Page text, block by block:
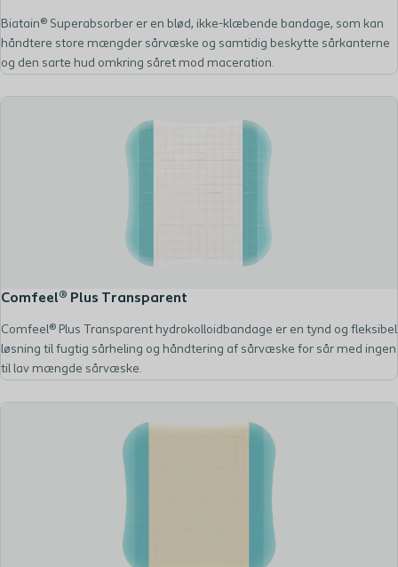
Biatain® Superabsorber er en blød, ikke-klæbende bandage, som kan
håndtere store mængder sårvæske og samtidig beskytte sårkanterne
og den sarte hud omkring såret mod maceration.
Comfeel® Plus Transparent
Comfeel® Plus Transparent hydrokolloidbandage er en tynd og fleksibel
løsning til fugtig sårheling og håndtering af sårvæske for sår med ingen
til lav mængde sårvæske.